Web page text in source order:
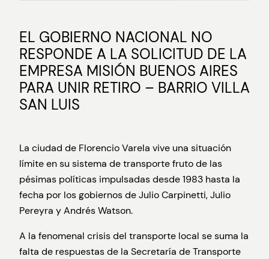
EL GOBIERNO NACIONAL NO
RESPONDE A LA SOLICITUD DE LA
EMPRESA MISIÓN BUENOS AIRES
PARA UNIR RETIRO – BARRIO VILLA
SAN LUIS
La ciudad de Florencio Varela vive una situación
límite en su sistema de transporte fruto de las
pésimas políticas impulsadas desde 1983 hasta la
fecha por los gobiernos de Julio Carpinetti, Julio
Pereyra y Andrés Watson.
A la fenomenal crisis del transporte local se suma la
falta de respuestas de la Secretaría de Transporte